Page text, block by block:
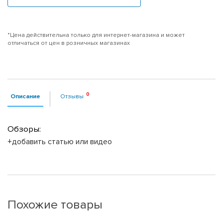
*Цена действительна только для интернет-магазина и может
отличаться от цен в розничных магазинах
Описание Отзывы
Обзоры:
+добавить статью или видео
Похожие товары